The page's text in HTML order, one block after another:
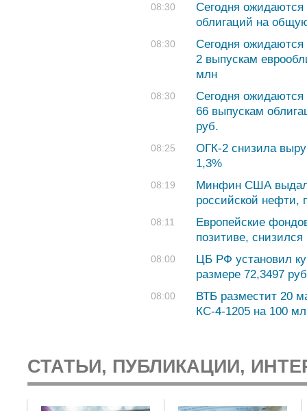
08:30
Сегодня
облигаций на
08:30
Сегодня
2 выпускам
млн
08:30
Сегодня
66 выпускам
руб.
08:25
ОГК-2 снизила
1,3%
08:19
Минфин США выдал
российской нефти,
08:11
Европейские
позитиве,
08:00
ЦБ РФ установил
размере 72,3497
08:00
ВТБ разместит 20
КС-4-1205 на 100
СТАТЬИ, ПУБЛИКАЦИИ,